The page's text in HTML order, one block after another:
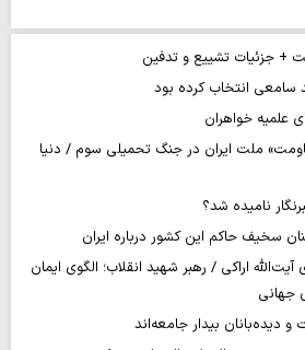
+ جزئیات تشییع و تدفین
انتخاب کرده بود
علمیه خواهران
ملت ایران در جنگ تحمیلی سوم / دنیا
سخیف حاکم این کشور درباره ایران
اراکی / رهبر شهید انقلاب؛ الگوی ایمان
جهانی
و دیده‌بانان بیدار جامعه‌اند